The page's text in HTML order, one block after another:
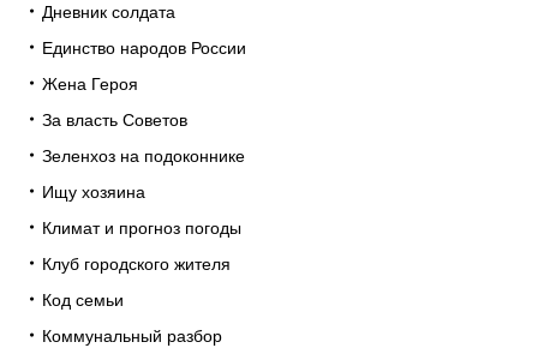
Дневник солдата
Единство народов России
Жена Героя
За власть Советов
Зеленхоз на подоконнике
Ищу хозяина
Климат и прогноз погоды
Клуб городского жителя
Код семьи
Коммунальный разбор